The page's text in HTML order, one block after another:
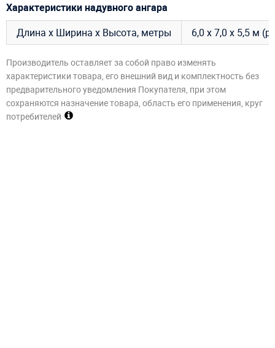
Характеристики надувного ангара
Длина х Ширина х Высота, метры
6,0 х 7,0 х 5,5 м
Производитель оставляет за собой право изменять
характеристики товара, его внешний вид и комплектность без
предварительного уведомления Покупателя, при этом
сохраняются назначение товара, область его применения, круг
потребителей